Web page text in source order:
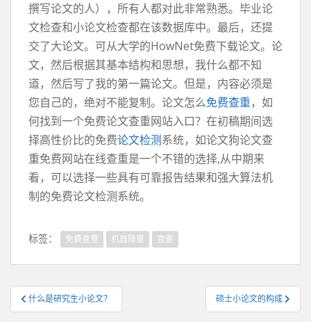
撰写论文的人），所有人都对此非常熟悉。毕业论
文检查和小论文检查都在该数据库中。最后，还提
交了大论文。可从大学的HowNet免费下载论文。论
文，然后根据其基本结构和思想，我什么都不知
道，然后写了我的第一篇论文。但是，内容必须是
您自己的，绝对不能复制。论文怎么免费查重，如
何找到一个免费论文查重网站入口？在初稿期间选
择高性价比的免费论文检测系统，如论文狗论文查
重免费网站在线查重是一个不错的选择,从中期来
看，可以选择一些具有可靠报告结果和强大算法机
制的免费论文检测系统。
标签： 免费查重 机器降重 查重
文
章
什么是研究生小论文？ 硕士小论文的构成